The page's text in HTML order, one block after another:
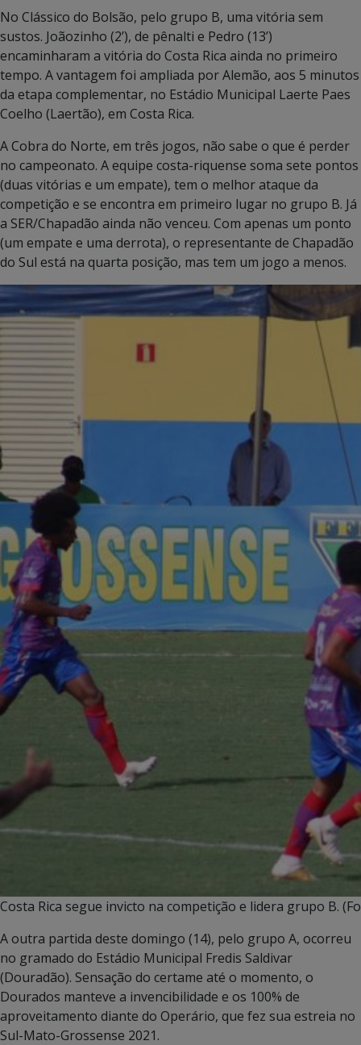
No Clássico do Bolsão, pelo grupo B, uma vitória sem
sustos. Joãozinho (2’), de pênalti e Pedro (13’)
encaminharam a vitória do Costa Rica ainda no primeiro
tempo. A vantagem foi ampliada por Alemão, aos 5 minutos
da etapa complementar, no Estádio Municipal Laerte Paes
Coelho (Laertão), em Costa Rica.
A Cobra do Norte, em três jogos, não sabe o que é perder
no campeonato. A equipe costa-riquense soma sete pontos
(duas vitórias e um empate), tem o melhor ataque da
competição e se encontra em primeiro lugar no grupo B. Já
a SER/Chapadão ainda não venceu. Com apenas um ponto
(um empate e uma derrota), o representante de Chapadão
do Sul está na quarta posição, mas tem um jogo a menos.
Costa Rica segue invicto na competição e lidera grupo B.
A outra partida deste domingo (14), pelo grupo A, ocorreu
no gramado do Estádio Municipal Fredis Saldivar
(Douradão). Sensação do certame até o momento, o
Dourados manteve a invencibilidade e os 100% de
aproveitamento diante do Operário, que fez sua estreia no
Sul-Mato-Grossense 2021.